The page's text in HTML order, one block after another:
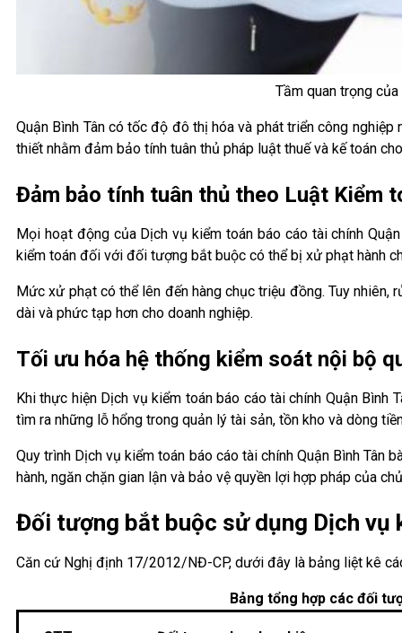
Tầm quan trọng
Quận Bình Tân có tốc độ đô thị hóa và phát triển công nghiệp
thiết nhằm đảm bảo tính tuân thủ pháp luật thuế và kế toán
Đảm bảo tính tuân thủ theo Luật Kiểm
Mọi hoạt động của Dịch vụ kiểm toán báo cáo tài chính
kiểm toán đối với đối tượng bắt buộc có thể bị xử phạt hành
Mức xử phạt có thể lên đến hàng chục triệu đồng. Tuy
dài và phức tạp hơn cho doanh nghiệp.
Tối ưu hóa hệ thống kiểm soát nội bộ
Khi thực hiện Dịch vụ kiểm toán báo cáo tài chính Quận
tìm ra những lỗ hổng trong quản lý tài sản, tồn kho và dòng
Quy trình Dịch vụ kiểm toán báo cáo tài chính Quận Bình
hành, ngăn chặn gian lận và bảo vệ quyền lợi hợp pháp của
Đối tượng bắt buộc sử dụng Dịch vụ
Căn cứ Nghị định 17/2012/NĐ-CP, dưới đây là bảng liệt kê
Bảng tổng hợp các đối